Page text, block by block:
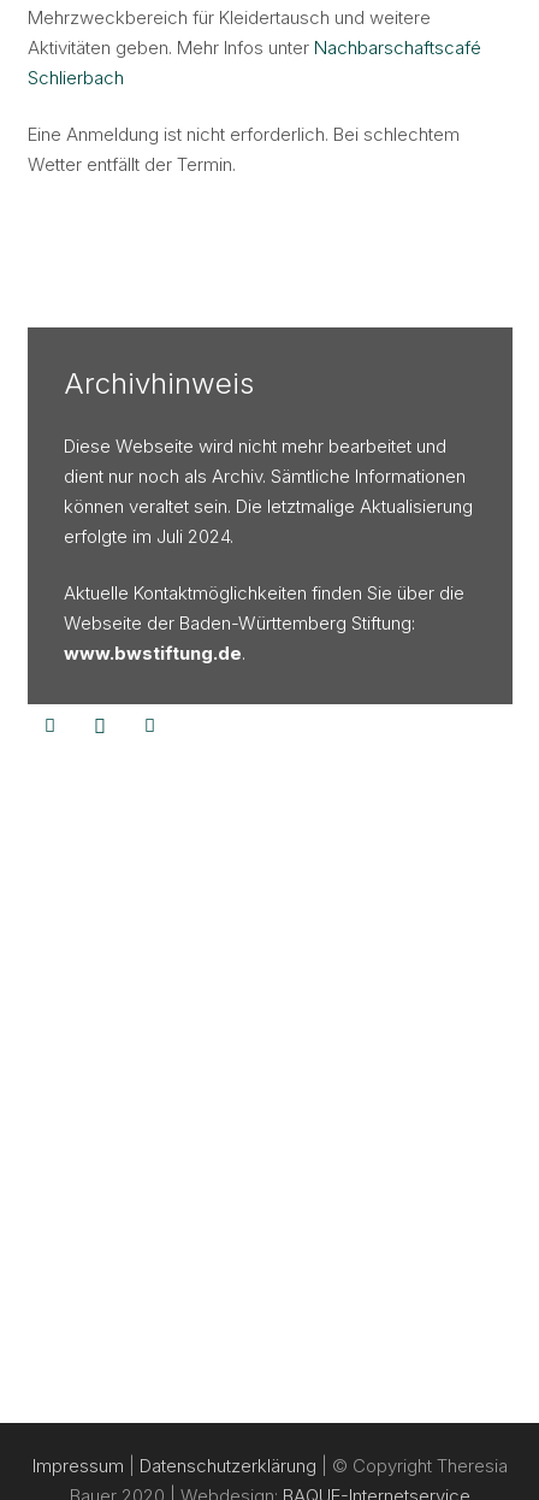
Mehrzweckbereich für Kleidertausch und weitere
Aktivitäten geben. Mehr Infos unter Nachbarschaftscafé
Schlierbach
Eine Anmeldung ist nicht erforderlich. Bei schlechtem
Wetter entfällt der Termin.
Archivhinweis
Diese Webseite wird nicht mehr bearbeitet und
dient nur noch als Archiv. Sämtliche Informationen
können veraltet sein. Die letztmalige Aktualisierung
erfolgte im Juli 2024.
Aktuelle Kontaktmöglichkeiten finden Sie über die
Webseite der Baden-Württemberg Stiftung:
www.bwstiftung.de.
Impressum Datenschutzerklärung | © Copyright Theresia